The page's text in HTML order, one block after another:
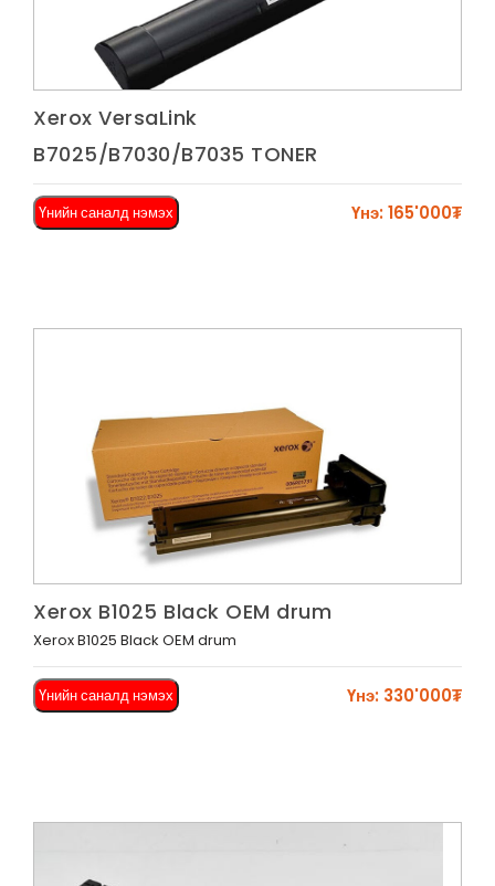
Xerox VersaLink
B7025/B7030/B7035 TONER
Үнийн саналд нэмэх Үнэ: 165'000₮
Харах
Xerox B1025 Black OEM drum
Xerox B1025 Black OEM drum
Үнийн саналд нэмэх Үнэ: 330'000₮